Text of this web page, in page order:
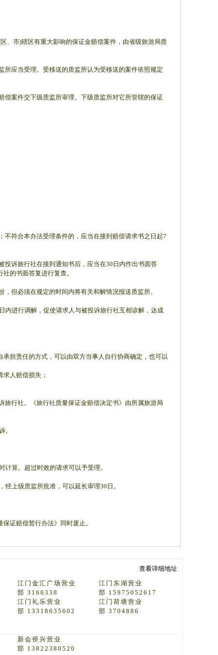
、市)辖区有重大影响的保证金赔偿案件，由省级旅游局质
应当受理。受移送的质监所认为受移送的案件依照规定
偿案件交下级质监所审理。下级质监所对它所管辖的保证
符合本办法受理条件的，应当在接到赔偿请求书之日起7
投诉旅行社在接到通知书后，应当在30日内作出书面答
的书面答复进行复查。
但必须在规定的时间内将有关和解情况报送质监所。
内进行调解，促使请求人与被投诉旅行社互相谅解，达成
担责任的方式，可以由双方当事人自行协商确定，也可以
人赔偿损失；
行社。《旅行社质量保证金赔偿决定书》由所属旅游局
。
算。超过时效的请求可以予受理。
上级质监所批准，可以延长审理30日。
证赔偿暂行办法》同时废止。
查看详细地址
江门金汇广场营业
部 3166338
江门东湖营业
部 15975052617
江门礼乐营业
部 13318635602
江门荷塘营业
部 3704886
新会侨兴营业
部 13822380520